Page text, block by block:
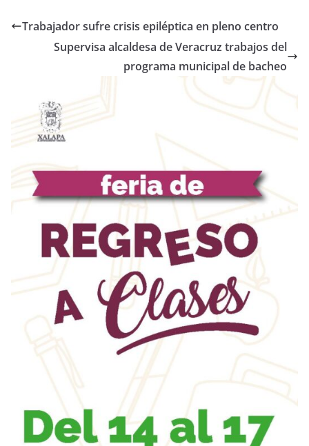
Trabajador sufre crisis epiléptica en pleno centro
Supervisa alcaldesa de Veracruz trabajos del
programa municipal de bacheo